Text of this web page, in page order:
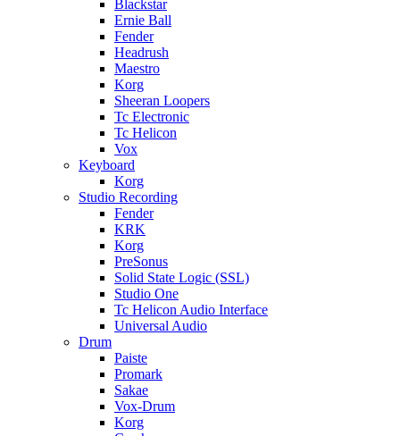
Blackstar
Ernie Ball
Fender
Headrush
Maestro
Korg
Sheeran Loopers
Tc Electronic
Tc Helicon
Vox
Keyboard
Korg
Studio Recording
Fender
KRK
Korg
PreSonus
Solid State Logic (SSL)
Studio One
Tc Helicon Audio Interface
Universal Audio
Drum
Paiste
Promark
Sakae
Vox-Drum
Korg